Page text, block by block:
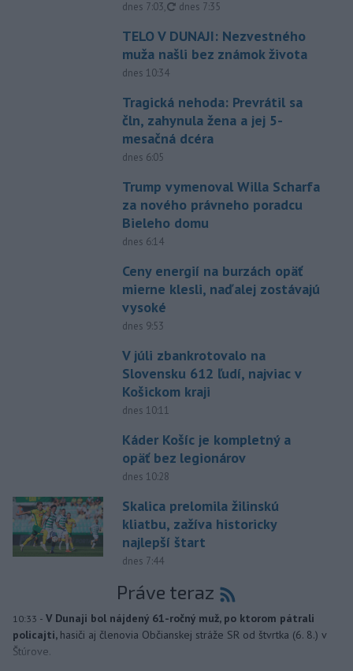
dnes 7:03, aktualizované
dnes 7:35
TELO V DUNAJI: Nezvestného
muža našli bez známok života
dnes 10:34
Tragická nehoda: Prevrátil sa
čln, zahynula žena a jej 5-
mesačná dcéra
dnes 6:05
Trump vymenoval Willa Scharfa
za nového právneho poradcu
Bieleho domu
dnes 6:14
Ceny energií na burzách opäť
mierne klesli, naďalej zostávajú
vysoké
dnes 9:53
V júli zbankrotovalo na
Slovensku 612 ľudí, najviac v
Košickom kraji
dnes 10:11
Káder Košíc je kompletný a
opäť bez legionárov
dnes 10:28
Skalica prelomila žilinskú
kliatbu, zažíva historicky
najlepší štart
dnes 7:44
Práve teraz
10:33 - V Dunaji bol nájdený 61-ročný muž, po ktorom pátrali
policajti, hasiči aj členovia Občianskej stráže SR od štvrtka (6. 8.) v
Štúrove.